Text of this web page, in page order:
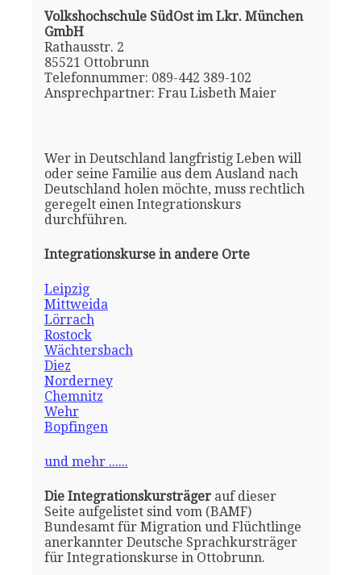
Volkshochschule SüdOst im Lkr. München
GmbH
Rathausstr. 2
85521 Ottobrunn
Telefonnummer: 089-442 389-102
Ansprechpartner: Frau Lisbeth Maier
Wer in Deutschland langfristig Leben will
oder seine Familie aus dem Ausland nach
Deutschland holen möchte, muss rechtlich
geregelt einen Integrationskurs
durchführen.
Integrationskurse in andere Orte
Leipzig
Mittweida
Lörrach
Rostock
Wächtersbach
Diez
Norderney
Chemnitz
Wehr
Bopfingen
und mehr ......
Die Integrationskursträgerauf dieser
Seite aufgelistet sind vom (BAMF)
Bundesamt für Migration und Flüchtlinge
anerkannter Deutsche Sprachkursträger
für Integrationskurse in Ottobrunn.